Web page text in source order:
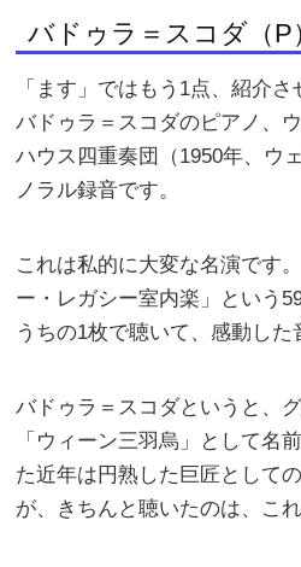
バドゥラ＝スコダ（P
「ます」ではもう1点、紹介
バドゥラ＝スコダのピアノ、
ハウス四重奏団（1950年、ウ
ノラル録音です。
これは私的に大変な名演です
ー・レガシー室内楽」という
うちの1枚で聴いて、感動した
バドゥラ＝スコダというと、
「ウィーン三羽烏」として名
た近年は円熟した巨匠として
が、きちんと聴いたのは、こ